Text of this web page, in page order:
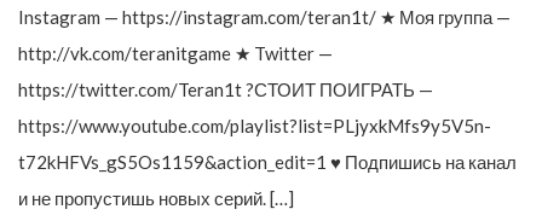
Instagram — https://instagram.com/teran1t/ ★ Моя группа —
http://vk.com/teranitgame ★ Twitter —
https://twitter.com/Teran1t ?СТОИТ ПОИГРАТЬ —
https://www.youtube.com/playlist?list=PLjyxkMfs9y5V5n-
t72kHFVs_gS5Os1159&action_edit=1 ♥ Подпишись на канал
и не пропустишь новых серий. […]